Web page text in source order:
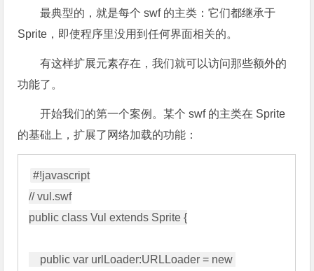
最典型的，就是每个 swf 的主类：它们都继承于
Sprite，即使程序里没用到任何界面相关的。
有这样扩展元素存在，我们就可以访问那些额外的
功能了。
开始我们的第一个案例。某个 swf 的主类在 Sprite
的基础上，扩展了网络加载的功能：
#!javascript
// vul.swf
public class Vul extends Sprite {